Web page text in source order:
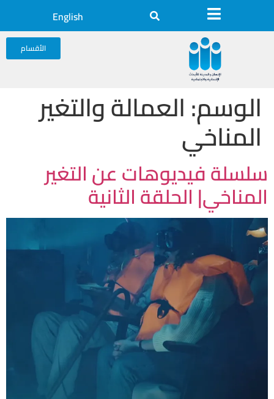
English
الأقسام
الوسم:العمالة والتغير
المناخي
سلسلة فيديوهات عن التغير
المناخي| الحلقة الثانية